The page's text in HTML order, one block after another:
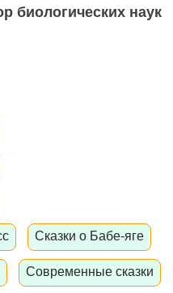
биологических наук
Сказки о Бабе-яге
Современные сказки